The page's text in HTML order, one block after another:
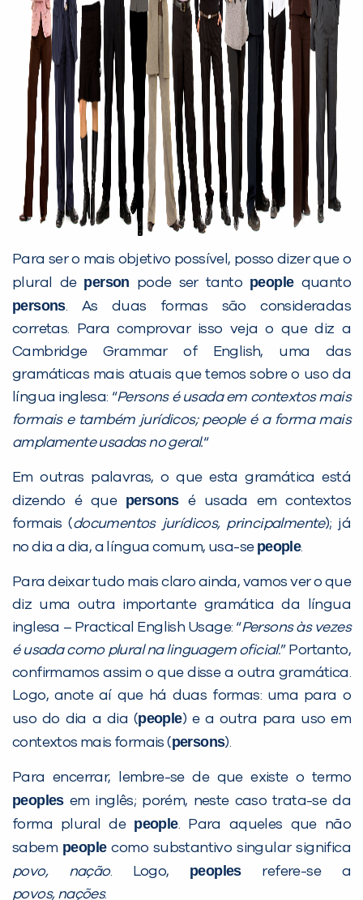
Para ser o mais objetivo possível, posso dizer que o
plural de person pode ser tanto peoplequanto
persons. As duas formas são consideradas
corretas. Para comprovar isso veja o que diz a
Cambridge Grammar of English, uma das
gramáticas mais atuais que temos sobre o uso da
língua inglesa: “Persons é usada em contextos mais
formais e também jurídicos; people é a forma mais
amplamente usadas no geral.“
Em outras palavras, o que esta gramática está
dizendo é que personsé usada em contextos
formais (documentos jurídicos, principalmente); já
no dia a dia, a língua comum, usa-se people.
Para deixar tudo mais claro ainda, vamos ver o que
diz uma outra importante gramática da língua
inglesa – Practical English Usage: “Persons às vezes
é usada como plural na linguagem oficial.” Portanto,
confirmamos assim o que disse a outra gramática.
Logo, anote aí que há duas formas: uma para o
uso do dia a dia (people) e a outra para uso em
contextos mais formais (persons).
Para encerrar, lembre-se de que existe o termo
peoplesem inglês; porém, neste caso trata-se da
forma plural de people. Para aqueles que não
sabem peoplecomo substantivo singular significa
povo, nação. Logo, peoplesrefere-se a
povos, nações.